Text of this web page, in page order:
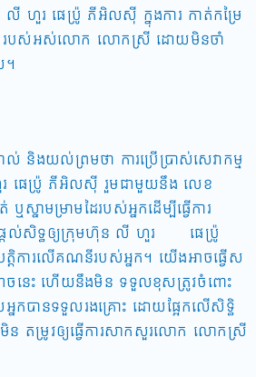
ហួរ ផេប្រ៉ូ ភីអិលស៊ី ក្នុងការ កាត់កម្រៃ
របស់អស់លោក លោកស្រី ដោយមិនចាំ
។
ព្រមថា ការប្រើប្រាស់សេវាកម្ម
រ ផេប្រ៉ូ ភីអិលស៊ី រួមជាមួយនឹង លេខ
ាមម្រាមដៃរបស់អ្នកដើម្បីធ្វើការ
ផ្តល់សិទ្ធឲ្យក្រុមហ៊ុន លី ហួរ ផេប្រ៉ូ
ការលើគណនីរបស់អ្នក។ យើងអាចធ្វើស
ាចនេះ ហើយនឹងមិន ទទួលខុសត្រូវចំពោះ
កបានទទួលរងគ្រោះ ដោយផ្អែកលើសិទ្ធិ
តម្រូវឲ្យធ្វើការសាកសួរលោក លោកស្រី